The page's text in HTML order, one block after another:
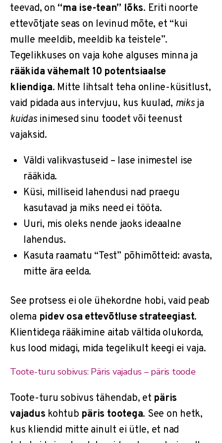
teevad, on “ma ise-tean” lõks. Eriti noorte
ettevõtjate seas on levinud mõte, et “kui
mulle meeldib, meeldib ka teistele”.
Tegelikkuses on vaja kohe alguses minna ja
rääkida vähemalt 10 potentsiaalse
kliendiga. Mitte lihtsalt teha online-küsitlust,
vaid pidada aus intervjuu, kus kuulad, miksja
kuidasinimesed sinu toodet või teenust
vajaksid.
Väldi valikvastuseid – lase inimestel ise
rääkida.
Küsi, milliseid lahendusi nad praegu
kasutavad ja miks need ei tööta.
Uuri, mis oleks nende jaoks ideaalne
lahendus.
Kasuta raamatu “Test” põhimõtteid: avasta,
mitte ära eelda.
See protsess ei ole ühekordne hobi, vaid peab
olema pidev osa ettevõtluse strateegiast.
Klientidega rääkimine aitab vältida olukorda,
kus lood midagi, mida tegelikult keegi ei vaja.
Toote-turu sobivus: Päris vajadus – päris toode
Toote-turu sobivus tähendab, et päris
vajadus kohtub päris tootega. See on hetk,
kus kliendid mitte ainult ei ütle, et nad